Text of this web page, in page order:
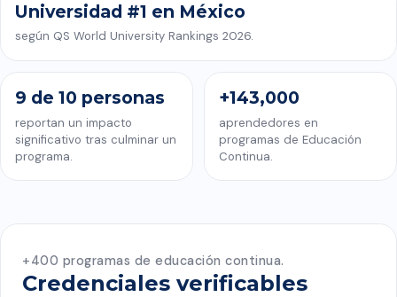
Universidad #1 en México
según QS World University Rankings 2026.
9 de 10 personas
reportan un impacto
significativo tras culminar un
programa.
+143,000
aprendedores en
programas de Educación
Continua.
+400 programas de educación continua.
Credenciales verificables